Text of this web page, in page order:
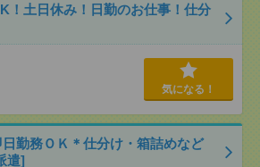
！土日休み！日勤のお仕事！仕分
気になる！
勤務ＯＫ＊仕分け・箱詰めなど
遣]